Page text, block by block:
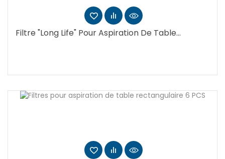
Filtre "long Life" Pour Aspiration De Table...